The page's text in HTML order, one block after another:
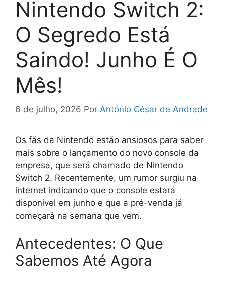
Nintendo Switch 2:
O Segredo Está
Saindo! Junho É O
Mês!
6 de julho, 2026 Por António César de Andrade
Os fãs da Nintendo estão ansiosos para saber
mais sobre o lançamento do novo console da
empresa, que será chamado de Nintendo
Switch 2. Recentemente, um rumor surgiu na
internet indicando que o console estará
disponível em junho e que a pré-venda já
começará na semana que vem.
Antecedentes: O Que
Sabemos Até Agora